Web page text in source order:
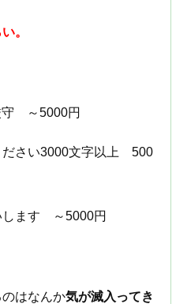
。
守 ～5000円
ださい3000文字以上 500
します ～5000円
はなんか気が滅入ってき